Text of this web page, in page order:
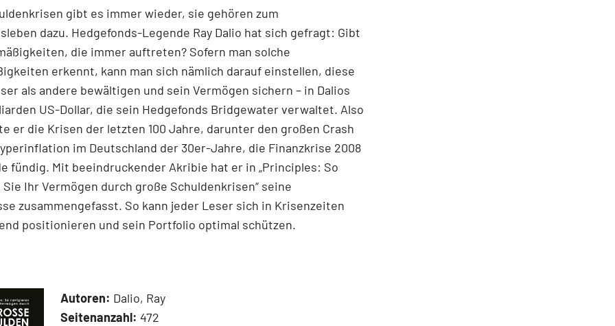
gibt es immer wieder, sie gehören zum
dazu. Hedgefonds-Legende Ray Dalio hat sich gefragt: Gibt
die immer auftreten? Sofern man solche
erkennt, kann man sich nämlich darauf einstellen, diese
als andere bewältigen und sein Vermögen sichern – in Dalios
US-Dollar, die sein Hedgefonds Bridgewater verwaltet. Also
er die Krisen der letzten 100 Jahre, darunter den großen Crash
im Deutschland der 30er-Jahre, die Finanzkrise 2008
fündig. Mit beeindruckender Akribie hat er in „Principles: So
Ihr Vermögen durch große Schuldenkrisen“ seine
zusammengefasst. So kann jeder Leser sich in Krisenzeiten
positionieren und sein Portfolio optimal schützen.
Autoren: Dalio, Ray
Seitenanzahl: 472